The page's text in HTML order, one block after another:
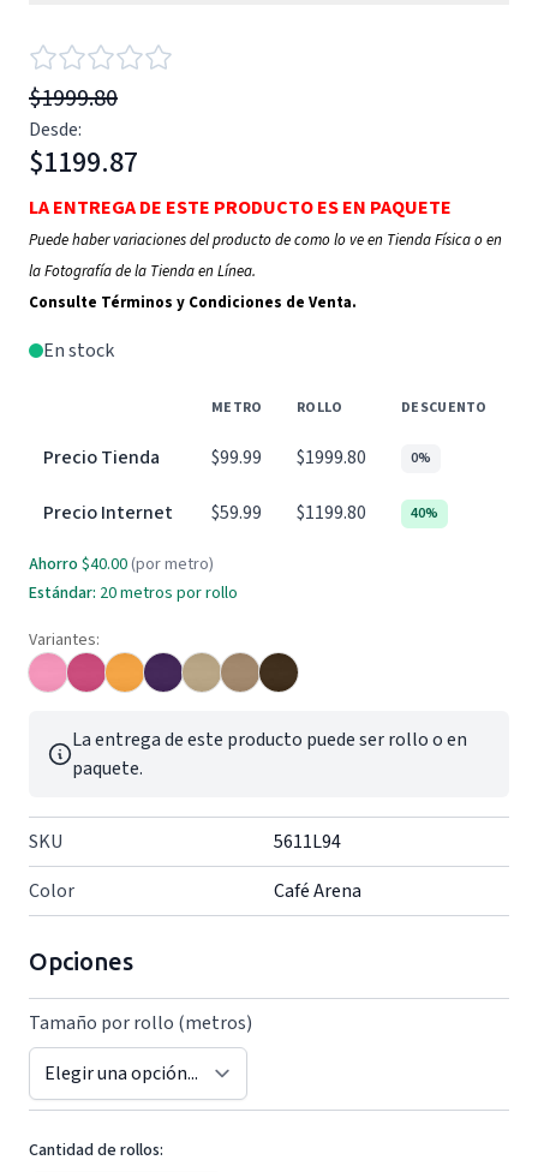
$1999.80
Desde:
$1199.87
LA ENTREGA DE ESTE PRODUCTO ES EN PAQUETE
Puede haber variaciones del producto de como lo ve en Tienda Física o en
la Fotografía de la Tienda en Línea.
Consulte Términos y Condiciones de Venta.
En stock
METRO ROLLO DESCUENTO
Precio Tienda $99.99 $1999.80 0%
Precio Internet $59.99 $1199.80 40%
Ahorro $40.00 (por metro)
Estándar: 20metros por rollo
Variantes:
La entrega de este producto puede ser rollo o en
paquete.
SKU
5611L94
Color
Café Arena
Opciones
Tamaño por rollo (metros)
Cantidad de rollos: